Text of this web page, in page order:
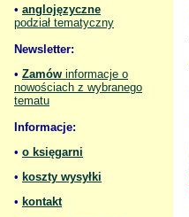
• anglojęzyczne
podział tematyczny
Newsletter:
• Zamów informacje o
nowościach z wybranego
tematu
Informacje:
• o księgarni
• koszty wysyłki
• kontakt